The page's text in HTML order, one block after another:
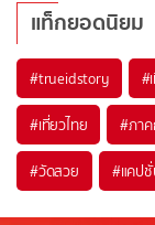
แท็กยอดนิยม
#trueidstory #
#เที่ยวไทย #ภา
#วัดสวย #แคป